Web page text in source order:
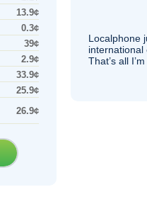
13.9¢
0.3¢
39¢
2.9¢
33.9¢
25.9¢
26.9¢
Localphone
international
That’s all